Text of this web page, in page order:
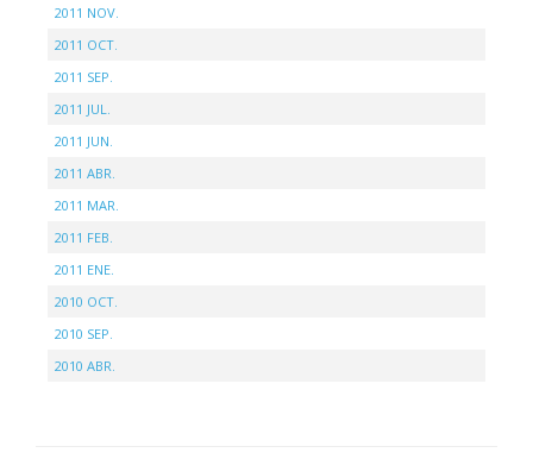
2011 NOV.
2011 OCT.
2011 SEP.
2011 JUL.
2011 JUN.
2011 ABR.
2011 MAR.
2011 FEB.
2011 ENE.
2010 OCT.
2010 SEP.
2010 ABR.